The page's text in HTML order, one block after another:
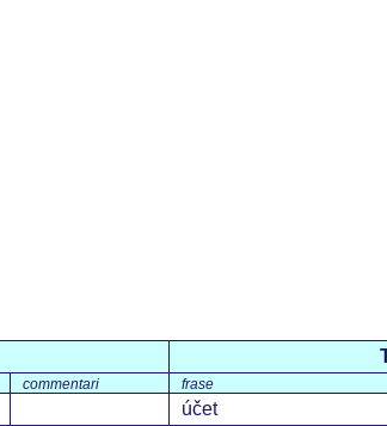
commentari frase
účet